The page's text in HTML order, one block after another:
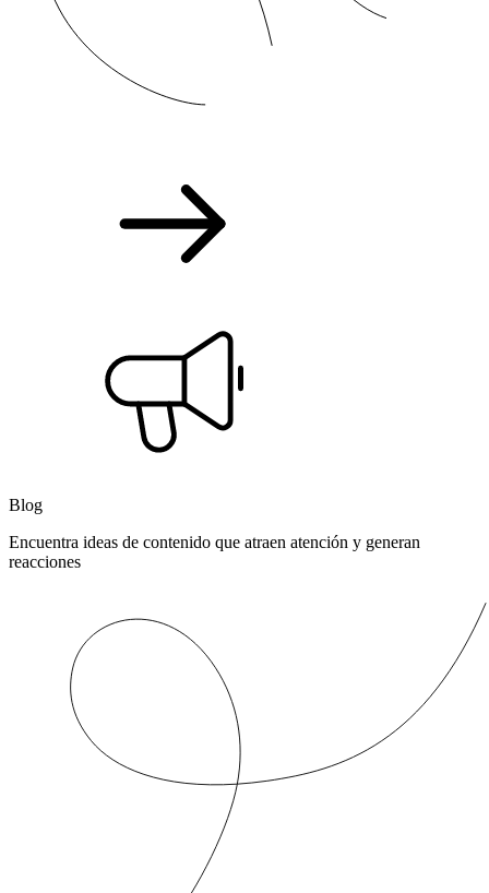
Blog
Encuentra ideas de contenido que atraen atención y generan
reacciones